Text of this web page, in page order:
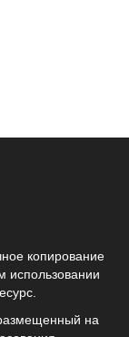
копирование
использовании
на